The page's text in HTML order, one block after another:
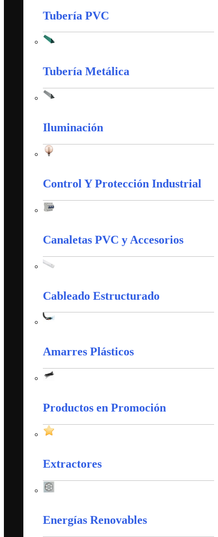
Tubería PVC
Tubería Metálica
Iluminación
Control Y Protección Industrial
Canaletas PVC y Accesorios
Cableado Estructurado
Amarres Plásticos
Productos en Promoción
Extractores
Energías Renovables